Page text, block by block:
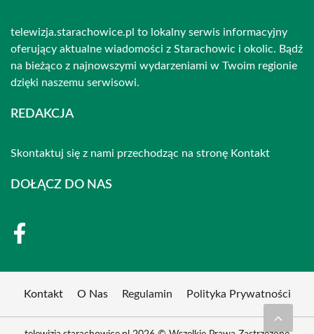
telewizja.starachowice.pl to lokalny serwis informacyjny
oferujący aktualne wiadomości z Starachowic i okolic. Bądź
na bieżąco z najnowszymi wydarzeniami w Twoim regionie
dzięki naszemu serwisowi.
REDAKCJA
Skontaktuj się z nami przechodząc na stronę Kontakt
DOŁĄCZ DO NAS
Kontakt O Nas Regulamin Polityka Prywatności